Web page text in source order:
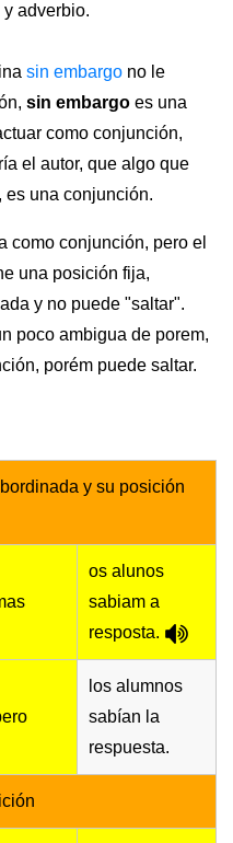
adverbio.
sin embargo no le
sin embargo es una
como conjunción,
el autor, que algo que
es una conjunción.
como conjunción, pero el
una posición fija,
y no puede "saltar".
poco ambigua de porem,
porém puede saltar.
y su posición
os alunos
sabiam a
resposta.
los alumnos
sabían la
respuesta.